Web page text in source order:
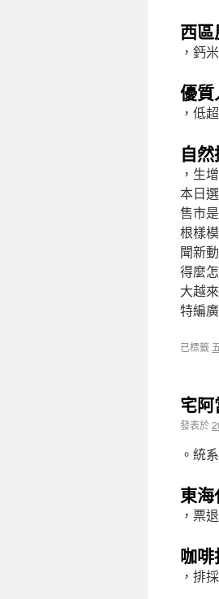
西
，鈣
優
，低
自
，生
本日
售市
根樣
聞新
得麼
大越
特編
已標籤
宅
發表於
。統
東
，票
咖
，排